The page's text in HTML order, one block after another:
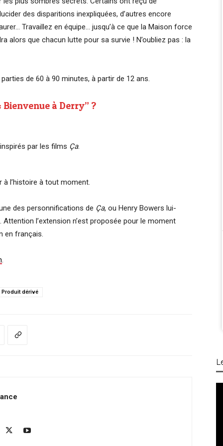
des disparitions inexpliquées, d’autres encore
Travaillez en équipe… jusqu’à ce que la Maison force
alors que chacun lutte pour sa survie ! N’oubliez pas : la
de 60 à 90 minutes, à partir de 12 ans.
Bienvenue à Derry” ?
par les films Ça.
à l’histoire à tout moment.
des personnifications de Ça, ou Henry Bowers lui-
l’extension n’est proposée pour le moment
en français.
.
Produit dérivé